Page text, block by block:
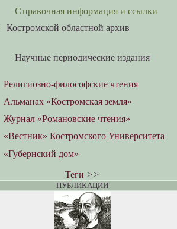
Справочная информация и ссылки
×Костромской областной архив
Научные периодические издания
Религиозно-философские чтения
Альманах «Костромская земля»
Журнал «Романовские чтения»
«Вестник» Костромского Университета
«Губернский дом»
Теги >>
ПУБЛИКАЦИИ